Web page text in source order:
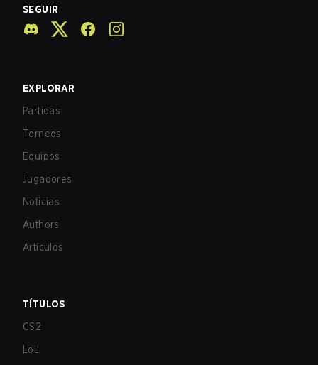
SEGUIR
EXPLORAR
Partidas
Torneos
Equipos
Jugadores
Noticias
Authors
Artículos
TÍTULOS
CS2
LoL